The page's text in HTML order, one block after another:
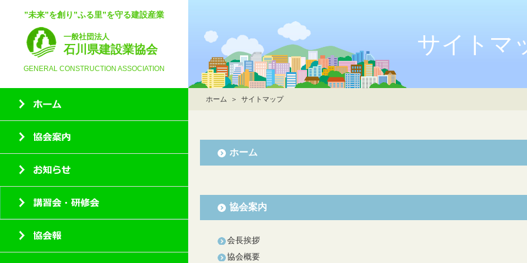
”未来”を創り”ふる里”を守る建設産業
一般社団法人
石川県建設業協会
GENERAL CONSTRUCTION ASSOCIATION
サイトマ
ホーム ＞ サイトマップ
ホーム
協会案内
会長挨拶
協会概要